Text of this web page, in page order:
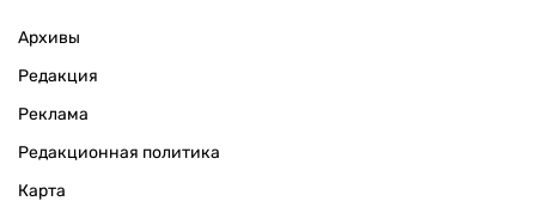
Архивы
Редакция
Реклама
Редакционная политика
Карта